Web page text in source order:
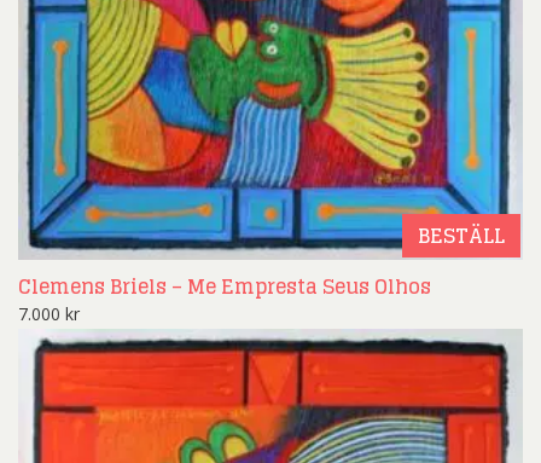
BESTÄLL
Clemens Briels – Me Empresta Seus Olhos
7.000 kr